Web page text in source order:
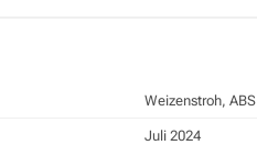
Weizenstroh, ABS
Juli 2024